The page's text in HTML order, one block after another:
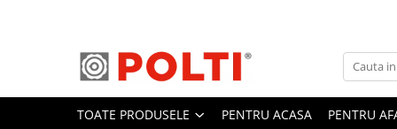
Toate Produsele
Aparate Medicale
Aspiratoare profesionale
TOATE PRODUSELE PENTRU ACASA PENTRU